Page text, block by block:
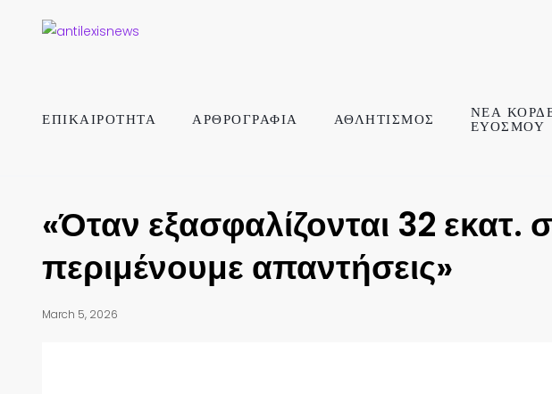
ΕΠΙΚΑΙΡΟΤΗΤΑ ΑΡΘΡΟΓΡΑΦΙΑ ΑΘΛΗΤΙΣΜΟΣ ΝΕΑ
ΕΥΟΣΜΟΥ
«Όταν εξασφαλίζονται 32 εκατ.
περιμένουμε απαντήσεις»
March 5, 2026